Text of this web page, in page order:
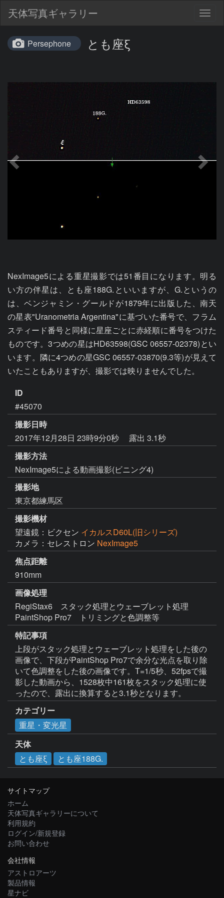
天体写真ギャラリー
Persephone とも座ξ
NexImage5による重星撮影では51番目になります。明る
い方の伴星は、とも座188G.といいますが、G.というの
は、ベンジャミン・グールドが1879年に出版した、南天
の星表"Uranometria Argentina"に基づいた番号で、フラム
スティード番号と同様に星座ごとに赤経順に番号をつけた
ものです。3つめの星はHD63598(GSC 06557-02378)とい
います。隣に4つめの星GSC 06557-03870(9.3等)が見えて
いたこともありますが、撮影では映りませんでした。
ID
#45070
撮影日時
2017年12月28日 23時9分0秒
露出 3.1秒
撮影方法
NexImage5による動画撮影(ビニング4)
撮影地
東京都練馬区
撮影機材
望遠鏡：ビクセン イカルスD60L(旧シリーズ)
カメラ：セレストロン NexImage5
焦点距離
910mm
画像処理
RegiStax6　スタック処理とウェーブレット処理
PaintShop Pro7　トリミングと色調整等
特記事項
上段がスタック処理とウェーブレット処理をした後の
画像で、下段がPaintShop Pro7で余分な光点を取り除
いて色調整をした後の画像です。T=1/5秒、52fpsで撮
影した動画から、1528枚中161枚をスタック処理に使
ったので、露出に換算すると3.1秒となります。
カテゴリー
重星・変光星
天体
とも座ξ
とも座188G.
サイトマップ
ホーム
天体写真ギャラリーについて
利用規約
ログイン/新規登録
お問い合わせ
会社情報
アストロアーツ
製品情報
星ナビ